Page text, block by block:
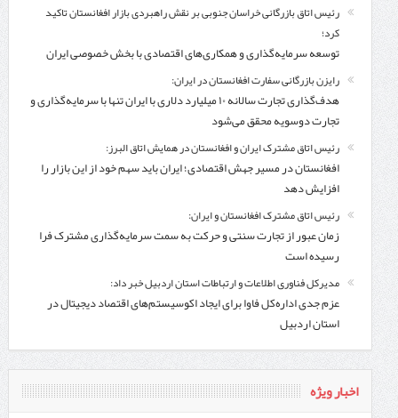
رئیس اتاق بازرگانی خراسان جنوبی بر نقش راهبردی بازار افغانستان تاکید
کرد؛
توسعه سرمایه‌گذاری و همکاری‌های اقتصادی با بخش خصوصی ایران
رایزن بازرگانی سفارت افغانستان در ایران:
هدف‌گذاری تجارت سالانه ۱۰ میلیارد دلاری با ایران تنها با سرمایه‌گذاری و
تجارت دوسویه محقق می‌شود
رئیس اتاق مشترک ایران و افغانستان در همایش اتاق البرز:
افغانستان در مسیر جهش اقتصادی؛ ایران باید سهم خود از این بازار را
افزایش دهد
رئیس اتاق مشترک افغانستان و ایران:
زمان عبور از تجارت سنتی و حرکت به سمت سرمایه‌گذاری مشترک فرا
رسیده است
مدیرکل فناوری اطلاعات و ارتباطات استان اردبیل خبر داد:
عزم جدی اداره‌کل فاوا برای ایجاد اکوسیستم‌های اقتصاد دیجیتال در
استان اردبیل
اخبار ویژه